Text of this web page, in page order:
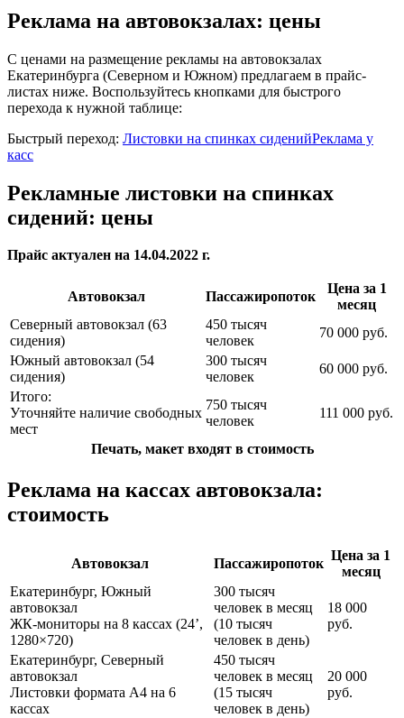
Реклама на автовокзалах: цены
С ценами на размещение рекламы на автовокзалах
Екатеринбурга (Северном и Южном) предлагаем в прайс-
листах ниже. Воспользуйтесь кнопками для быстрого
перехода к нужной таблице:
Быстрый переход: Листовки на спинках сиденийРеклама у
касс
Рекламные листовки на спинках
сидений: цены
Прайс актуален на 14.04.2022 г.
Автовокзал Пассажиропоток
Цена за 1
месяц
Северный автовокзал (63
сидения)
450 тысяч
человек
70 000 руб.
Южный автовокзал (54
сидения)
300 тысяч
человек
60 000 руб.
Итого:
Уточняйте наличие свободных
мест
750 тысяч
человек
111 000 руб.
Печать, макет входят в стоимость
Реклама на кассах автовокзала:
стоимость
Автовокзал Пассажиропоток
Цена за 1
месяц
Екатеринбург, Южный
автовокзал
ЖК-мониторы на 8 кассах (24’,
1280×720)
300 тысяч
человек в месяц
(10 тысяч
человек в день)
18 000
руб.
Екатеринбург, Северный
автовокзал
Листовки формата А4 на 6
кассах
450 тысяч
человек в месяц
(15 тысяч
человек в день)
20 000
руб.